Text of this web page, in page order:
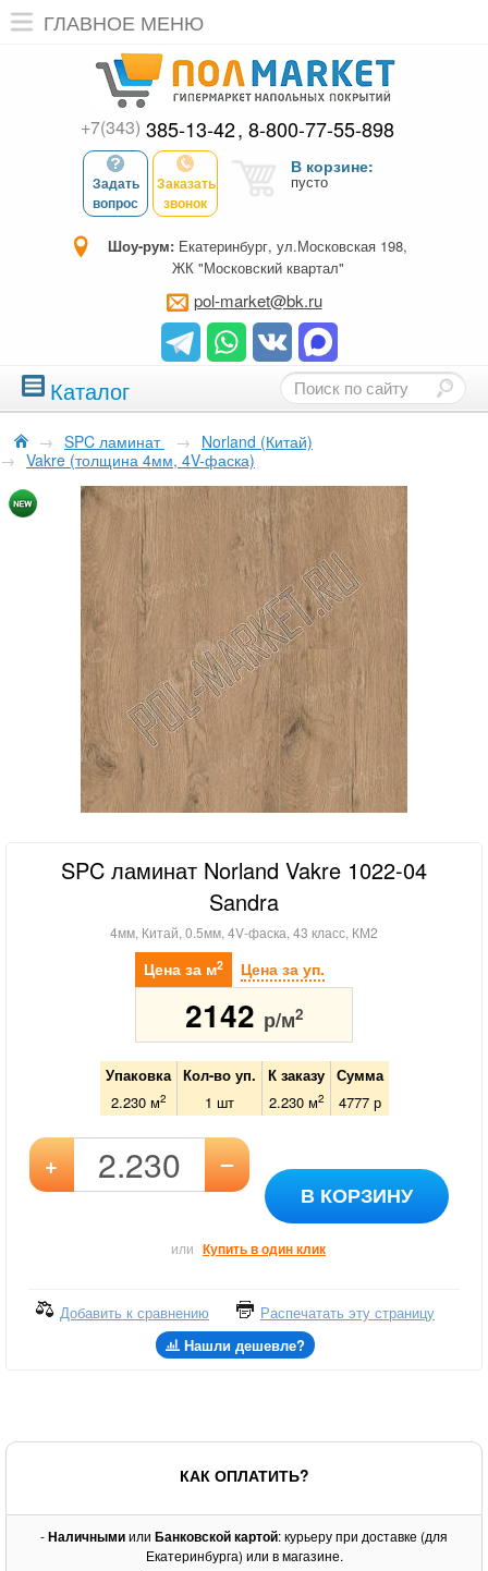
ГЛАВНОЕ МЕНЮ
+7(343) 385-13-42 8-800-77-55-898
Задать
вопрос
Заказать
звонок
В корзине:
пусто
Шоу-рум: Екатеринбург, ул.Московская 198,
ЖК "Московский квартал"
pol-market@bk.ru
Каталог
→ SPC ламинат → Norland (Китай)
→ Vakre (толщина 4мм, 4V-фаска)
SPC ламинат Norland Vakre 1022-04
Sandra
4мм, Китай, 0.5мм, 4V-фаска, 43 класс, КМ2
Цена за м2 Цена за уп.
2142 р/м2
Упаковка Кол-во уп. К заказу
Сумма
2.230 м2 1 шт 2.230м2 4777р
+ –
В КОРЗИНУ
или Купить в один клик
Добавить к сравнению
Распечатать эту страницу
Нашли дешевле?
КАК ОПЛАТИТЬ?
-Наличнымиили Банковской картой: курьеру при доставке (для
Екатеринбурга) или в магазине.